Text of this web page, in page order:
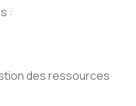
:
des ressources